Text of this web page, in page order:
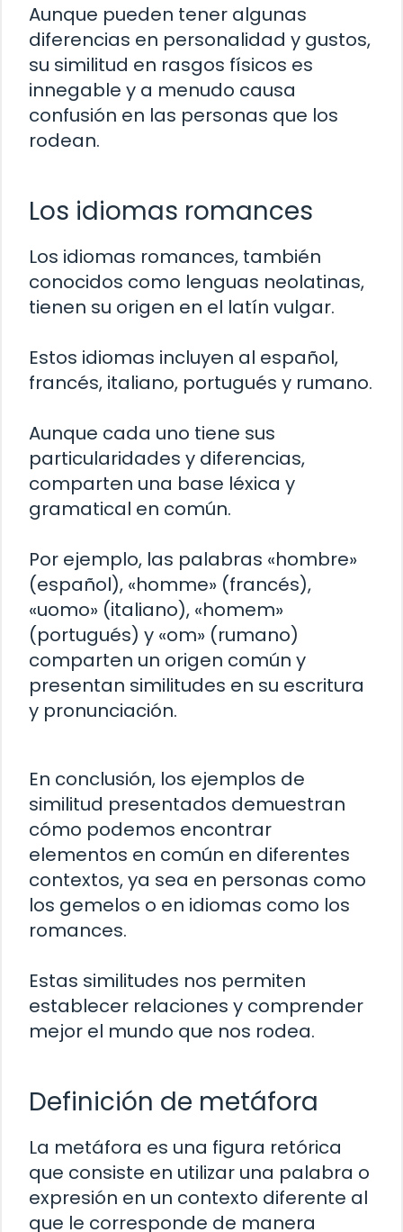
Aunque pueden tener algunas
diferencias en personalidad y gustos,
su similitud en rasgos físicos es
innegable y a menudo causa
confusión en las personas que los
rodean.
Los idiomas romances
Los idiomas romances, también
conocidos como lenguas neolatinas,
tienen su origen en el latín vulgar.
Estos idiomas incluyen al español,
francés, italiano, portugués y rumano.
Aunque cada uno tiene sus
particularidades y diferencias,
comparten una base léxica y
gramatical en común.
Por ejemplo, las palabras «hombre»
(español), «homme» (francés),
«uomo» (italiano), «homem»
(portugués) y «om» (rumano)
comparten un origen común y
presentan similitudes en su escritura
y pronunciación.
En conclusión, los ejemplos de
similitud presentados demuestran
cómo podemos encontrar
elementos en común en diferentes
contextos, ya sea en personas como
los gemelos o en idiomas como los
romances.
Estas similitudes nos permiten
establecer relaciones y comprender
mejor el mundo que nos rodea.
Definición de metáfora
La metáfora es una figura retórica
que consiste en utilizar una palabra o
expresión en un contexto diferente al
que le corresponde de manera